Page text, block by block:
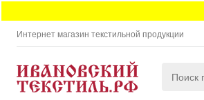
Интернет магазин текстильной продукции